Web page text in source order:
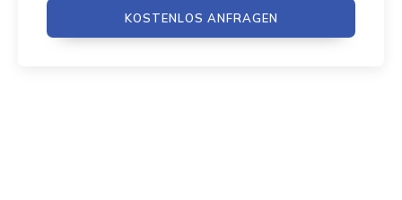
KOSTENLOS ANFRAGEN